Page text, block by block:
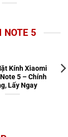
NOTE 5
Kính Xiaomi
5 – Chính
Lấy Ngay